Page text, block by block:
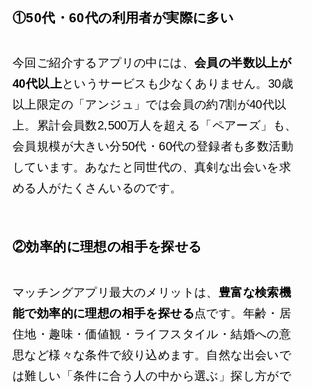
①50代・60代の利用者が実際に多い
今回ご紹介するアプリの中には、 会員の半数以上が
40代以上というサービスも少なくありません。30歳
以上限定の「アンジュ」では会員の約7割が40代以
上。累計会員数2,500万人を超える「ペアーズ」も、
会員規模が大きい分50代・60代の登録者も多数活動
しています。あなたと同世代の、真剣な出会いを求
める人がたくさんいるのです。
②効率的に理想の相手を探せる
マッチングアプリ最大のメリットは、 豊富な検索機
能で効率的に理想の相手を探せる点です。年齢・居
住地・趣味・価値観・ライフスタイル・結婚への意
思など様々な条件で絞り込めます。自然な出会いで
は難しい「条件に合う人の中から選ぶ」探し方がで